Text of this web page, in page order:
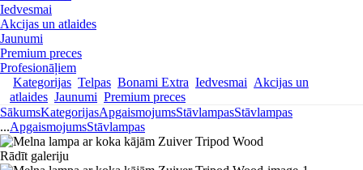
Iedvesmai
Akcijas un atlaides
Jaunumi
Premium preces
Profesionāļiem
Kategorijas Telpas Bonami Extra Iedvesmai Akcijas un
atlaides Jaunumi Premium preces
SākumsKategorijasApgaismojumsStāvlampasStāvlampas
...ApgaismojumsStāvlampas
Rādīt galeriju